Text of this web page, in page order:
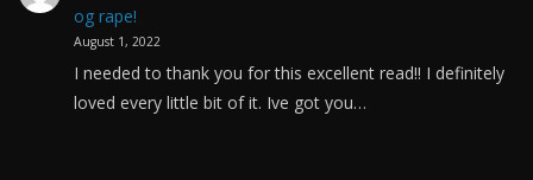
og rape!
August 1, 2022
I needed to thank you for this excellent read!! I definitely
loved every little bit of it. Ive got you…